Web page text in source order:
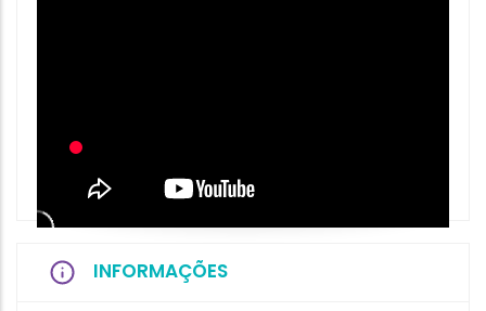
INFORMAÇÕES